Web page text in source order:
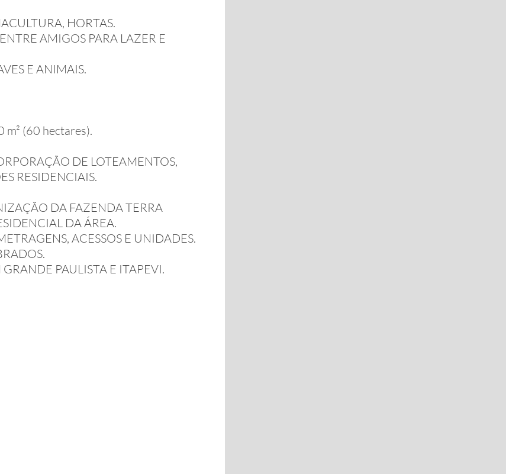
HORTAS.
AMIGOS PARA LAZER E
E ANIMAIS.
(60 hectares).
DE LOTEAMENTOS,
RESIDENCIAIS.
DA FAZENDA TERRA
DA ÁREA.
ACESSOS E UNIDADES.
PAULISTA E ITAPEVI.